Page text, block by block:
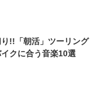
!!「朝活」ツーリング
クに合う音楽10選